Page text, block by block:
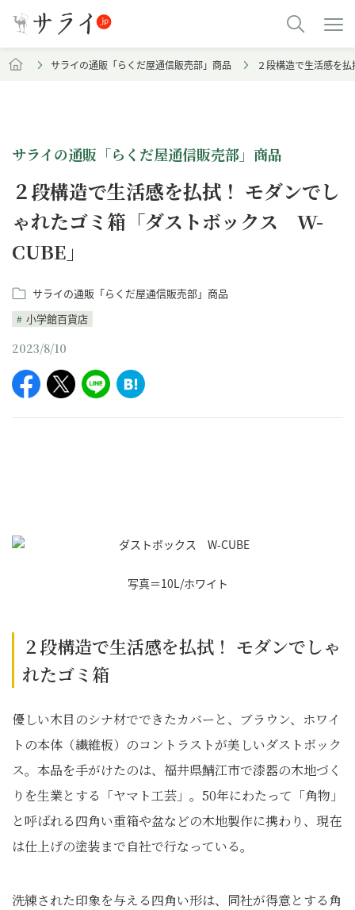
サライの通販「らくだ屋通信販売部」商品 ２段構造で生活感を
サライの通販「らくだ屋通信販売部」商品
２段構造で生活感を払拭！ モダンでし
ゃれたゴミ箱「ダストボックス W-
CUBE」
サライの通販「らくだ屋通信販売部」商品
小学館百貨店
2023/8/10
写真＝10L/ホワイト
２段構造で生活感を払拭！ モダンでしゃ
れたゴミ箱
優しい木目のシナ材でできたカバーと、ブラウン、ホワイ
トの本体（繊維板）のコントラストが美しいダストボック
ス。本品を手がけたのは、福井県鯖江市で漆器の木地づく
りを生業とする「ヤマト工芸」。50年にわたって「角物」
と呼ばれる四角い重箱や盆などの木地製作に携わり、現在
は仕上げの塗装まで自社で行なっている。
洗練された印象を与える四角い形は、同社が得意とする角